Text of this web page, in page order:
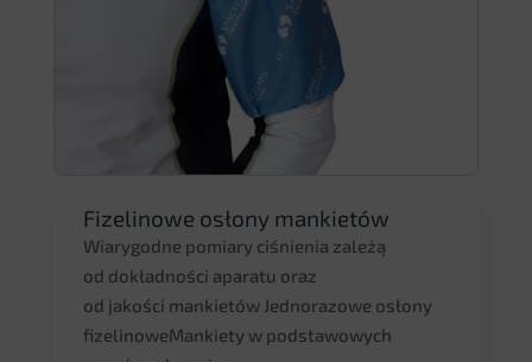
Fizelinowe osłony mankietów
Wiarygodne pomiary ciśnienia zależą
od dokładności aparatu oraz
od jakości mankietów Jednorazowe osłony
fizelinoweMankiety w podstawowych